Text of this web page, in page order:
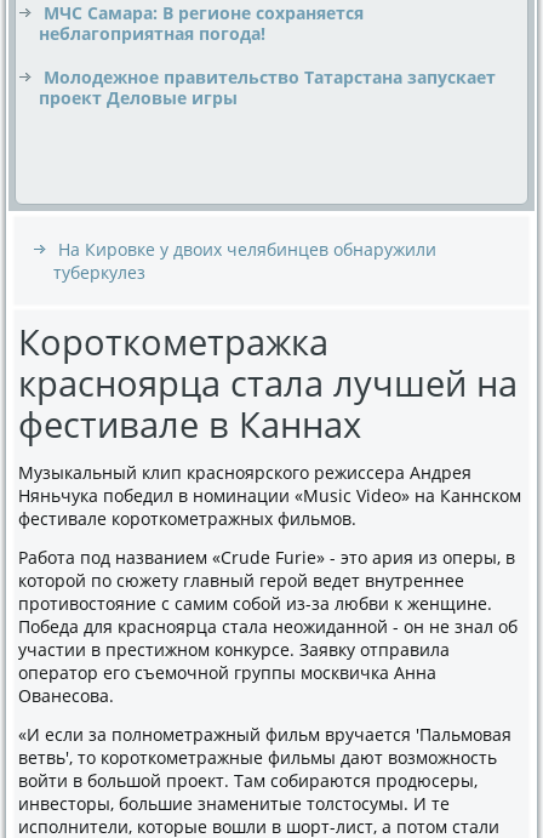
МЧС Самара: В регионе сохраняется
неблагоприятная погода!
Молодежное правительство Татарстана запускает
проект Деловые игры
На Кировке у двоих челябинцев обнаружили
туберкулез
Короткометражка
красноярца стала лучшей на
фестивале в Каннах
Музыкальный клип красноярского режиссера Андрея
Няньчука победил в номинации «Music Video» на Каннском
фестивале короткометражных фильмов.
Работа под названием «Crude Furie» - это ария из оперы, в
которой по сюжету главный герой ведет внутреннее
противостояние с самим собой из-за любви к женщине.
Победа для красноярца стала неожиданной - он не знал об
участии в престижном конкурсе. Заявку отправила
оператор его съемочной группы москвичка Анна
Ованесова.
«И если за полнометражный фильм вручается 'Пальмовая
ветвь', то короткометражные фильмы дают возможность
войти в большой проект. Там собираются продюсеры,
инвесторы, большие знаменитые толстосумы. И те
исполнители, которые вошли в шорт-лист, а потом стали